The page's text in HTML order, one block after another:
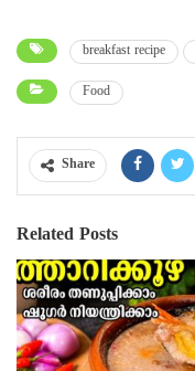
breakfast recipe
Food
Share
Related Posts